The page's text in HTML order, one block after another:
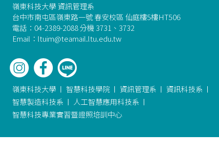
嶺東科技大學 資訊管理系
台中市南屯區嶺東路一號 春安校區 仙庭樓5樓HT506
電話：04-2389-2088 分機 3731、3732
Email：ltuim@teamail.ltu.edu.tw
嶺東科技大學 智慧科技學院 資訊管理系
資訊科技系
智慧製造科技系
人工智慧應用科技系
智慧科技專業實習暨證照培訓中心